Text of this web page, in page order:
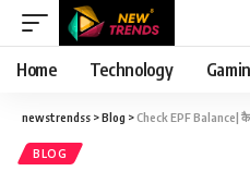
Home Technology
newstrendss >Blog >Check EPF Balance|
BLOG